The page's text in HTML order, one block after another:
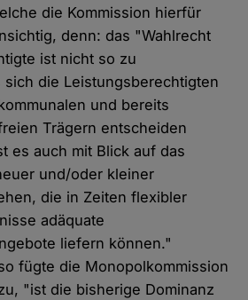
die Kommission hierfür
denn: das "Wahlrecht
ist nicht so zu
die Leistungsberechtigten
und bereits
Trägern entscheiden
es auch mit Blick auf das
und/oder kleiner
die in Zeiten flexibler
adäquate
liefern können."
fügte die Monopolkommission
"ist die bisherige Dominanz